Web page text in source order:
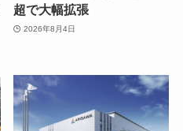
超で大幅拡張
2026年8月4日